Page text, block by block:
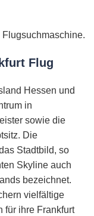
Flug
Hessen und
in
sowie die
Die
Stadtbild, so
Skyline auch
bezeichnet.
vielfältige
für ihre Frankfurt